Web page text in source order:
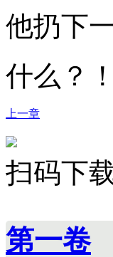
他扔下
什么？！
上一章
扫码下
第一卷